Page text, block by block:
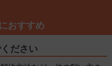
おすすめ
ださい